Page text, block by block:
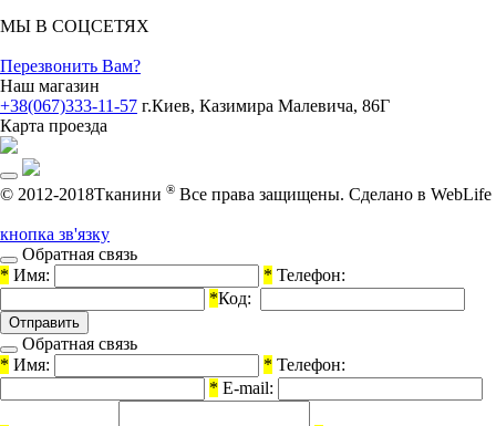
МЫ В СОЦСЕТЯХ
Перезвонить Вам?
Наш магазин
+38(067)333-11-57 г.Киев, Казимира Малевича, 86Г
Карта проезда
© 2012-2018Тканини ® Все права защищены. Cделано в WebLife
кнопка зв'язку
Обратная связь
* Имя: * Телефон:
*Код:
Обратная связь
* Имя: * Телефон:
* E-mail: